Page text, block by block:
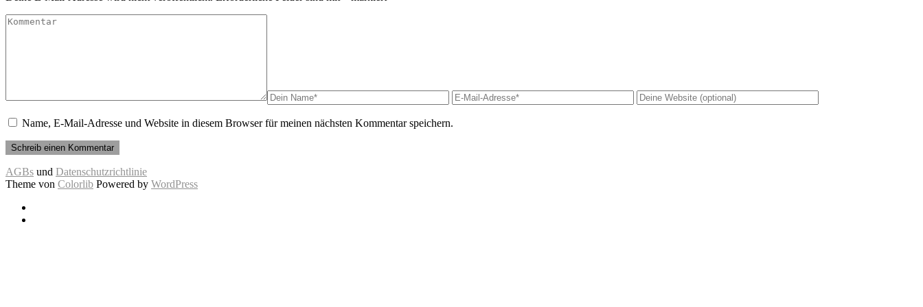
Name, E-Mail-Adresse und Website in diesem Browser für meinen nächsten Kommentar speichern.
AGBs und Datenschutzrichtlinie
Theme von Colorlib Powered by WordPress